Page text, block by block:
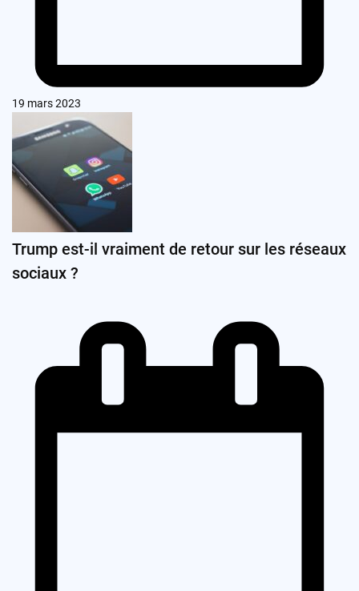
19 mars 2023
Trump est-il vraiment de retour sur les réseaux
sociaux ?